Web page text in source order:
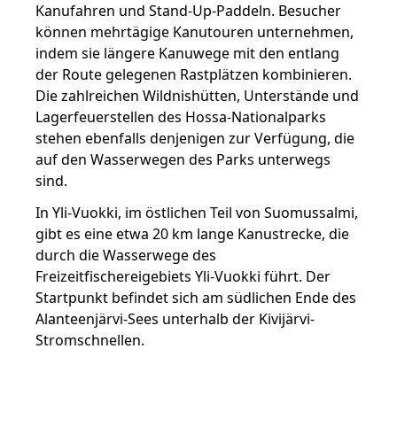
Kanufahren und Stand-Up-Paddeln. Besucher
können mehrtägige Kanutouren unternehmen,
indem sie längere Kanuwege mit den entlang
der Route gelegenen Rastplätzen kombinieren.
Die zahlreichen Wildnishütten, Unterstände und
Lagerfeuerstellen des Hossa-Nationalparks
stehen ebenfalls denjenigen zur Verfügung, die
auf den Wasserwegen des Parks unterwegs
sind.
In Yli-Vuokki, im östlichen Teil von Suomussalmi,
gibt es eine etwa 20 km lange Kanustrecke, die
durch die Wasserwege des
Freizeitfischereigebiets Yli-Vuokki führt. Der
Startpunkt befindet sich am südlichen Ende des
Alanteenjärvi-Sees unterhalb der Kivijärvi-
Stromschnellen.